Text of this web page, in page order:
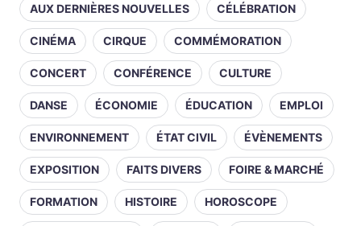
AUX DERNIÈRES NOUVELLES CÉLÉBRATION
CINÉMA CIRQUE COMMÉMORATION
CONCERT CONFÉRENCE CULTURE
DANSE ÉCONOMIE ÉDUCATION EMPLOI
ENVIRONNEMENT ÉTAT CIVIL ÉVÈNEMENTS
EXPOSITION FAITS DIVERS FOIRE & MARCHÉ
FORMATION HISTOIRE HOROSCOPE